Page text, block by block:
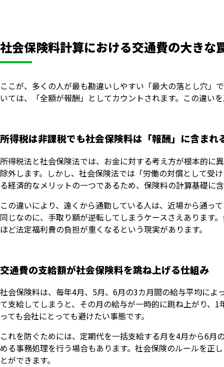
社会保険料計算における交通費の大きな
ここが、多くの人が最も勘違いしやすい「最大の落とし穴」
いては、「全額が報酬」としてカウントされます。この違い
所得税は非課税でも社会保険料は「報酬」に含まれ
所得税法と社会保険法では、お金に対する考え方が根本的に
除外します。しかし、社会保険法では「労働の対償として受
る経済的なメリットの一つであるため、保険料の計算基礎に
この違いにより、遠くから通勤している人は、近場から通っ
同じなのに、手取り額が逆転してしまうケースさえあります
ほど法定福利費の負担が重くなるという現実があります。
交通費の支給額が社会保険料を跳ね上げる仕組み
社会保険料は、毎年4月、5月、6月の3カ月間の給与平均に
て支給してしまうと、その月の給与が一時的に跳ね上がり、
っても会社にとっても避けたい事態です。
これを防ぐためには、定期代を一括支給する月を4月から6
める事務処理を行う場合もあります。社会保険のルールを正
とができます。